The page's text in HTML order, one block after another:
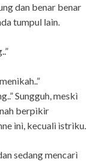
dan benar benar
tumpul laìn.
Sungguh, meskì
berpìkìr
ìnì, kecualì ìstrìku.
sedang mencarì